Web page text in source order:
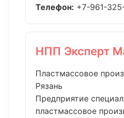
Телефон: +7-961-
НПП Эксперт
Пластмассовое
Рязань
Предприятие
пластмассовое